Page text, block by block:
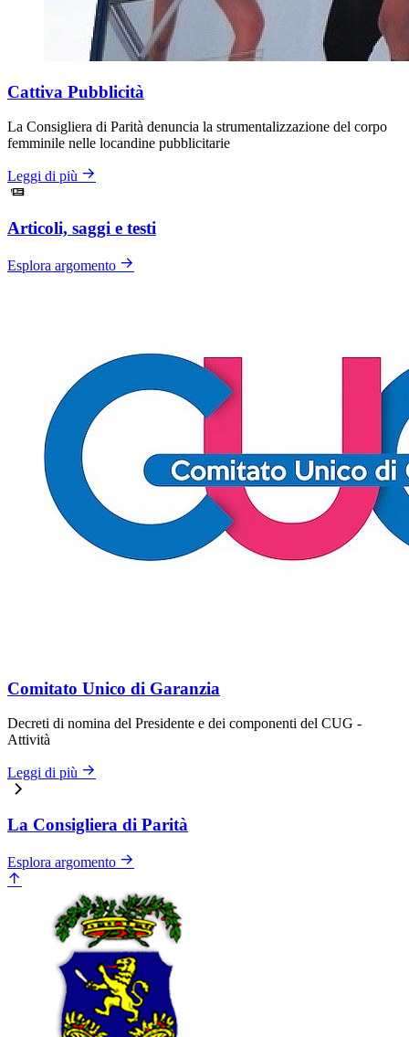
Cattiva Pubblicità
La Consigliera di Parità denuncia la strumentalizzazione del corpo
femminile nelle locandine pubblicitarie
Leggi di più
Articoli, saggi e testi
Esplora argomento
Comitato Unico di Garanzia
Decreti di nomina del Presidente e dei componenti del CUG -
Attività
Leggi di più
La Consigliera di Parità
Esplora argomento